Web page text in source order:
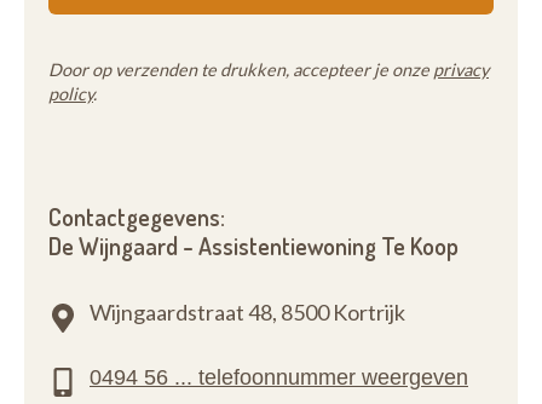
Door op verzenden te drukken, accepteer je onze privacy
policy.
Contactgegevens:
De Wijngaard - Assistentiewoning Te Koop
Wijngaardstraat 48, 8500 Kortrijk